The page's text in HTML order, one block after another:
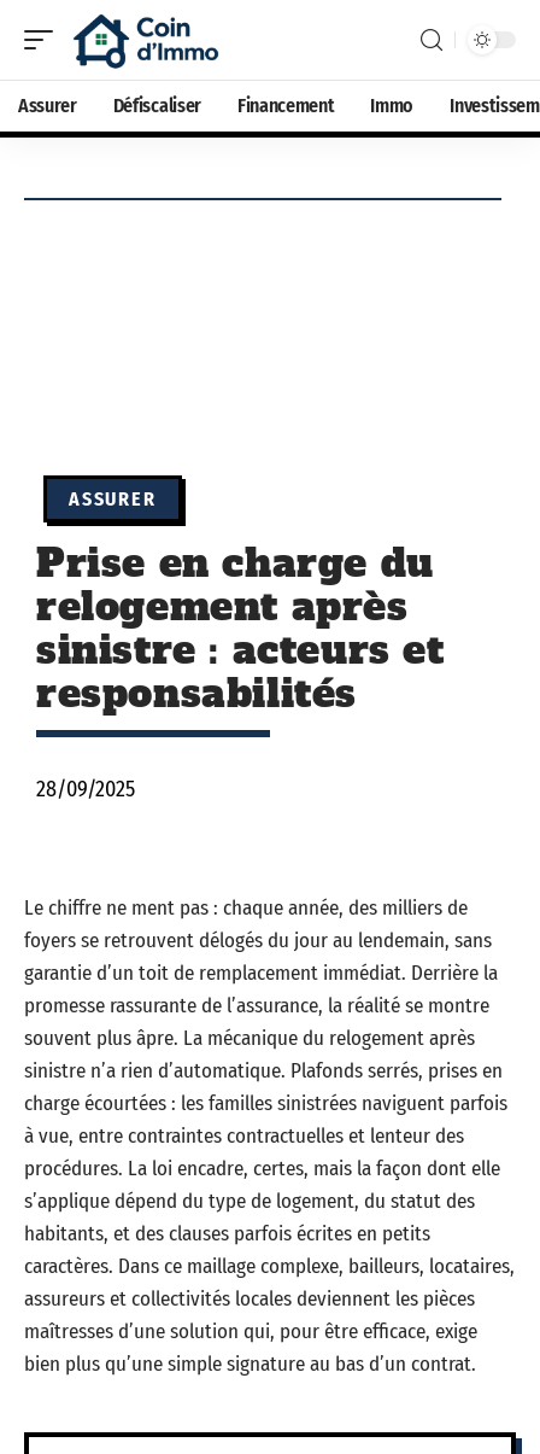
Assurer Défiscaliser Financement Immo
ASSURER
Prise en charge du
relogement après
sinistre : acteurs et
responsabilités
28/09/2025
Le chiffre ne ment pas : chaque année, des milliers de
foyers se retrouvent délogés du jour au lendemain, sans
garantie d’un toit de remplacement immédiat. Derrière la
promesse rassurante de l’assurance, la réalité se montre
souvent plus âpre. La mécanique du relogement après
sinistre n’a rien d’automatique. Plafonds serrés, prises en
charge écourtées : les familles sinistrées naviguent parfois
à vue, entre contraintes contractuelles et lenteur des
procédures. La loi encadre, certes, mais la façon dont elle
s’applique dépend du type de logement, du statut des
habitants, et des clauses parfois écrites en petits
caractères. Dans ce maillage complexe, bailleurs, locataires,
assureurs et collectivités locales deviennent les pièces
maîtresses d’une solution qui, pour être efficace, exige
bien plus qu’une simple signature au bas d’un contrat.